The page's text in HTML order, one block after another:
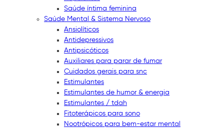
Saúde íntima feminina
Saúde Mental & Sistema Nervoso
Ansiolíticos
Antidepressivos
Antipsicóticos
Auxiliares para parar de fumar
Cuidados gerais para snc
Estimulantes
Estimulantes de humor & energia
Estimulantes / tdah
Fitoterápicos para sono
Nootrópicos para bem-estar mental